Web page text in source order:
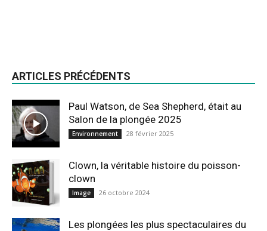
ARTICLES PRÉCÉDENTS
Paul Watson, de Sea Shepherd, était au
Salon de la plongée 2025
Environnement 28 février 2025
Clown, la véritable histoire du poisson-
clown
Image 26 octobre 2024
Les plongées les plus spectaculaires du